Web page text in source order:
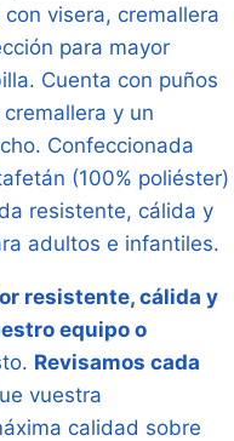
visera, cremallera
para mayor
Cuenta con puños
y un
Confeccionada
(100% poliéster)
resistente, cálida y
adultos e infantiles.
resistente, cálida y
equipo o
Revisamos cada
vuestra
calidad sobre